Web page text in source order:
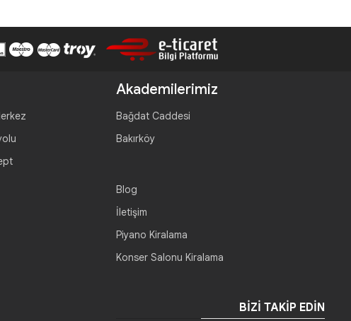
Akademilerimiz
Bağdat Caddesi
Bakırköy
Blog
İletişim
Piyano Kiralama
Konser Salonu Kiralama
BIZI TAKIP EDIN